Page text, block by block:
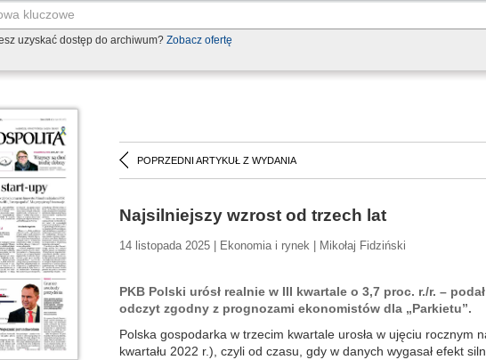
uzyskać dostęp do archiwum? Zobacz ofertę
POPRZEDNI ARTYKUŁ Z WYDANIA
Najsilniejszy wzrost od trzech lat
14 listopada 2025 | Ekonomia i rynek | Mikołaj Fidziński
PKB Polski urósł realnie w III kwartale o 3,7 proc. r./r. –
odczyt zgodny z prognozami ekonomistów dla „Parkietu”.
Polska gospodarka w trzecim kwartale urosła w ujęciu rocznym
kwartału 2022 r.), czyli od czasu, gdy w danych wygasał efekt